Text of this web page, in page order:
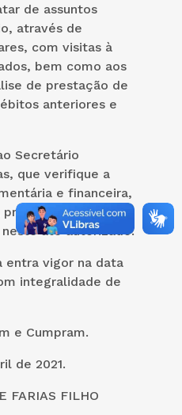
de assuntos
através de
com visitas à
bem como aos
de prestação de
anteriores e
Secretário
que verifique a
e financeira,
proceda com o
ato autorizado.
entra vigor na data
integralidade de
e Cumpram.
de 2021.
FARIAS FILHO